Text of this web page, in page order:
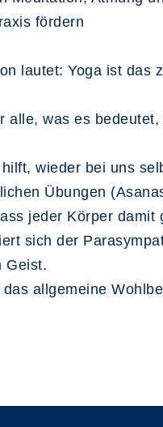
fördern
lautet: Yoga ist
was es
wieder bei uns
Übungen
jeder Körper
sich der
Geist.
allgemeine